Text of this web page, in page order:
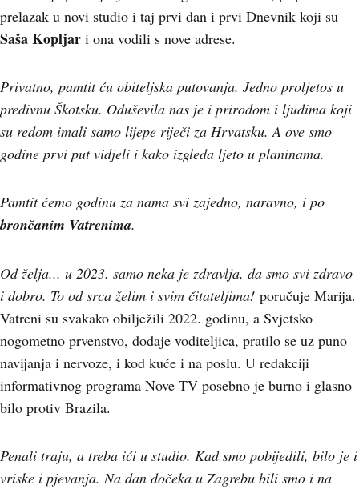
prelazak u novi studio i taj prvi dan i prvi Dnevnik koji su
Saša Kopljar i ona vodili s nove adrese.
Privatno, pamtit ću obiteljska putovanja. Jedno proljetos u
predivnu Škotsku. Oduševila nas je i prirodom i ljudima koji
su redom imali samo lijepe riječi za Hrvatsku. A ove smo
godine prvi put vidjeli i kako izgleda ljeto u planinama.
Pamtit ćemo godinu za nama svi zajedno, naravno, i po
brončanim Vatrenima.
Od želja... u 2023. samo neka je zdravlja, da smo svi zdravo
i dobro. To od srca želim i svim čitateljima! poručuje Marija.
Vatreni su svakako obilježili 2022. godinu, a Svjetsko
nogometno prvenstvo, dodaje voditeljica, pratilo se uz puno
navijanja i nervoze, i kod kuće i na poslu. U redakciji
informativnog programa Nove TV posebno je burno i glasno
bilo protiv Brazila.
Penali traju, a treba ići u studio. Kad smo pobijedili, bilo je i
vriske i pjevanja. Na dan dočeka u Zagrebu bili smo i na